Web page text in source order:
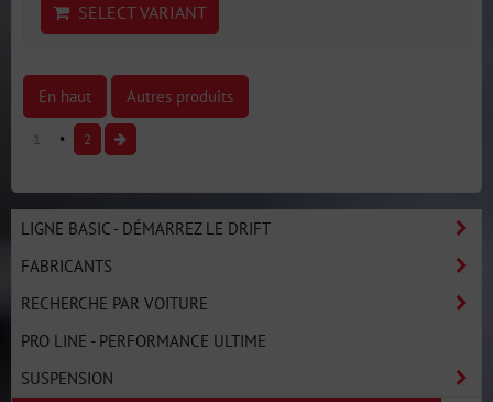
SELECT VARIANT
En haut Autres produits
1 2
LIGNE BASIC - DÉMARREZ LE DRIFT
FABRICANTS
RECHERCHE PAR VOITURE
PRO LINE - PERFORMANCE ULTIME
SUSPENSION